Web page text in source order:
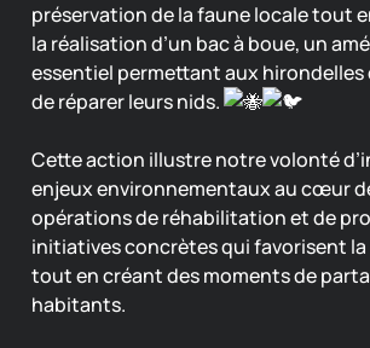
préservation de la faune locale tout
la réalisation d’un bac à boue, un
essentiel permettant aux hirondelles
de réparer leurs nids.
Cette action illustre notre volonté
enjeux environnementaux au cœur
opérations de réhabilitation et de
initiatives concrètes qui favorisent
tout en créant des moments de
habitants.